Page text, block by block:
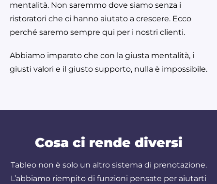
mentalità. Non saremmo dove siamo senza i
ristoratori che ci hanno aiutato a crescere. Ecco
perché saremo sempre qui per i nostri clienti.
Abbiamo imparato che con la giusta mentalità, i
giusti valori e il giusto supporto, nulla è impossibile.
Cosa ci rende diversi
Tableo non è solo un altro sistema di prenotazione.
L’abbiamo riempito di funzioni pensate per aiutarti